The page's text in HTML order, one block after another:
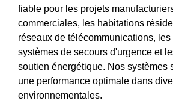
fiable pour les projets
commerciales, les habitations
réseaux de télécommunications,
systèmes de secours d'urgence et
soutien énergétique. Nos systèmes
une performance optimale dans
environnementales.